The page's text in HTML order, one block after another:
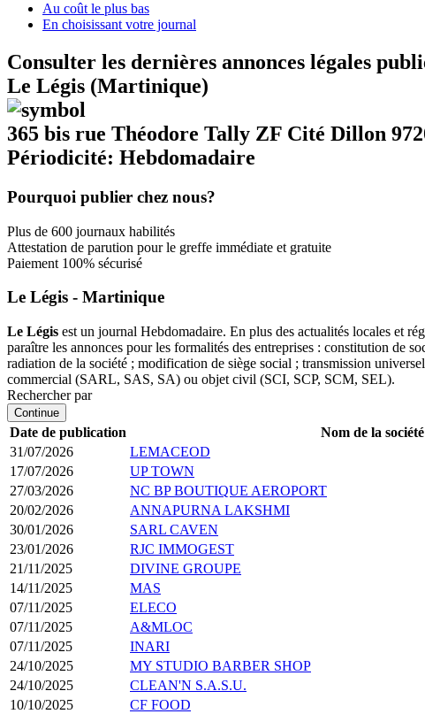
Au coût le plus bas
En choisissant votre journal
Consulter les dernières annonces légales
Le Légis (Martinique)
365 bis rue Théodore Tally ZF Cité Dillon
Périodicité: Hebdomadaire
Pourquoi publier chez nous?
Plus de 600 journaux habilités
Attestation de parution pour le greffe immédiate et gratuite
Paiement 100% sécurisé
Le Légis - Martinique
Le Légis est un journal Hebdomadaire. En plus des actualités locales et
paraître les annonces pour les formalités des entreprises : constitution de
radiation de la société ; modification de siège social ; transmission
commercial (SARL, SAS, SA) ou objet civil (SCI, SCP, SCM, SEL).
Rechercher par
Continue
Date de publication Nom de la société
31/07/2026
LEMACEOD
17/07/2026
UP TOWN
27/03/2026
NC BP BOUTIQUE AEROPORT
20/02/2026
ANNAPURNA LAKSHMI
30/01/2026
SARL CAVEN
23/01/2026
RJC IMMOGEST
21/11/2025
DIVINE GROUPE
14/11/2025
MAS
07/11/2025
ELECO
07/11/2025
A&MLOC
07/11/2025
INARI
24/10/2025
MY STUDIO BARBER SHOP
24/10/2025
CLEAN'N S.A.S.U.
10/10/2025
CF FOOD